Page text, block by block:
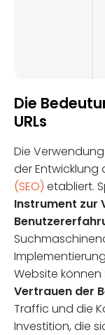
Die
URLs
Die
der Entwicklung
(SEO) etabliert.
Instrument zur
Website können
Vertrauen der
Traffic und die
Investition, die